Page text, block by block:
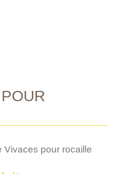
Vivaces pour rocaille